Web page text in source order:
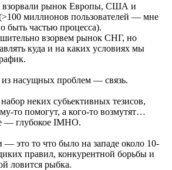
рынок Европы, США и
миллионов пользователей — мне
быть частью процесса).
взорвем рынок СНГ, но
куда и на каких условиях мы
из насущных проблем — связь.
неких субьективных тезисов,
то помогут, а кого-то возмутят…
— глубокое IMHO.
— это то что было на западе около 10-
правил, конкурентной борьбы и
ловится рыбка.